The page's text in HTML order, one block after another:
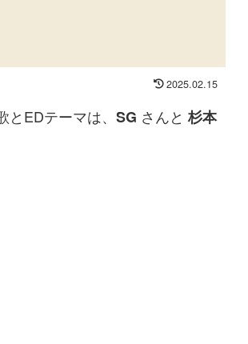
2025.02.15
EDテーマは、 SG さんと杉本